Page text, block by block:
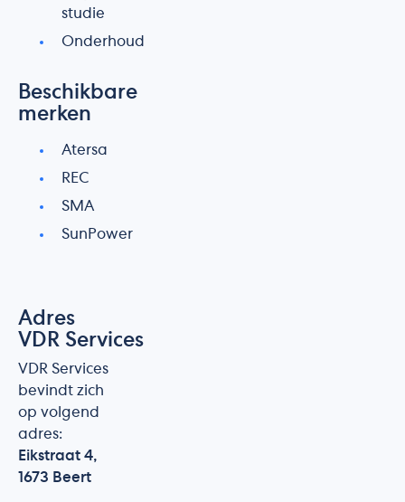
studie
Onderhoud
Beschikbare
merken
Atersa
REC
SMA
SunPower
Adres
VDR Services
VDR Services
bevindt zich
op volgend
adres:
Eikstraat 4,
1673 Beert